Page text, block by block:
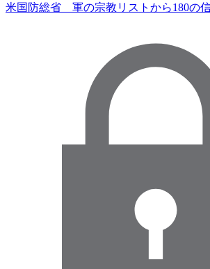
米国防総省 軍の宗教リストから180の